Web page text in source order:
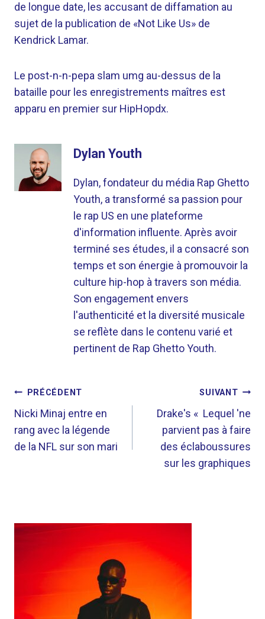
de longue date, les accusant de diffamation au
sujet de la publication de «Not Like Us» de
Kendrick Lamar.
Le post-n-n-pepa slam umg au-dessus de la
bataille pour les enregistrements maîtres est
apparu en premier sur HipHopdx.
Dylan Youth
Dylan, fondateur du média Rap Ghetto
Youth, a transformé sa passion pour
le rap US en une plateforme
d'information influente. Après avoir
terminé ses études, il a consacré son
temps et son énergie à promouvoir la
culture hip-hop à travers son média.
Son engagement envers
l'authenticité et la diversité musicale
se reflète dans le contenu varié et
pertinent de Rap Ghetto Youth.
NAVIGATION
DE
L’ARTICLE
PRÉCÉDENT
Nicki Minaj entre en
rang avec la légende
de la NFL sur son mari
SUIVANT
Drake's « Lequel 'ne
parvient pas à faire
des éclaboussures
sur les graphiques